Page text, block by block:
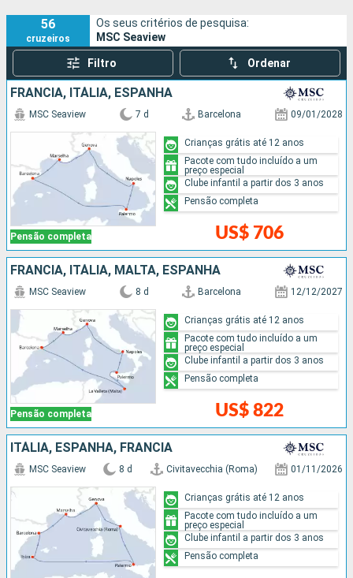
56
cruzeiros
Os seus critérios de pesquisa:
MSC Seaview
Filtro Ordenar
FRANCIA, ITÁLIA, ESPANHA
Pensão completa
MSC Seaview 7 d Barcelona 09/01/2028
US$ 706
Crianças grátis até 12 anos
Pacote com tudo incluído a um
preço especial
Clube infantil a partir dos 3 anos
Pensão completa
FRANCIA, ITÁLIA, MALTA, ESPANHA
Pensão completa
MSC Seaview 8 d Barcelona 12/12/2027
US$ 822
Crianças grátis até 12 anos
Pacote com tudo incluído a um
preço especial
Clube infantil a partir dos 3 anos
Pensão completa
ITÁLIA, ESPANHA, FRANCIA
MSC Seaview 8 d Civitavecchia (Roma) 01/11/2026
Crianças grátis até 12 anos
Pacote com tudo incluído a um
preço especial
Clube infantil a partir dos 3 anos
Pensão completa